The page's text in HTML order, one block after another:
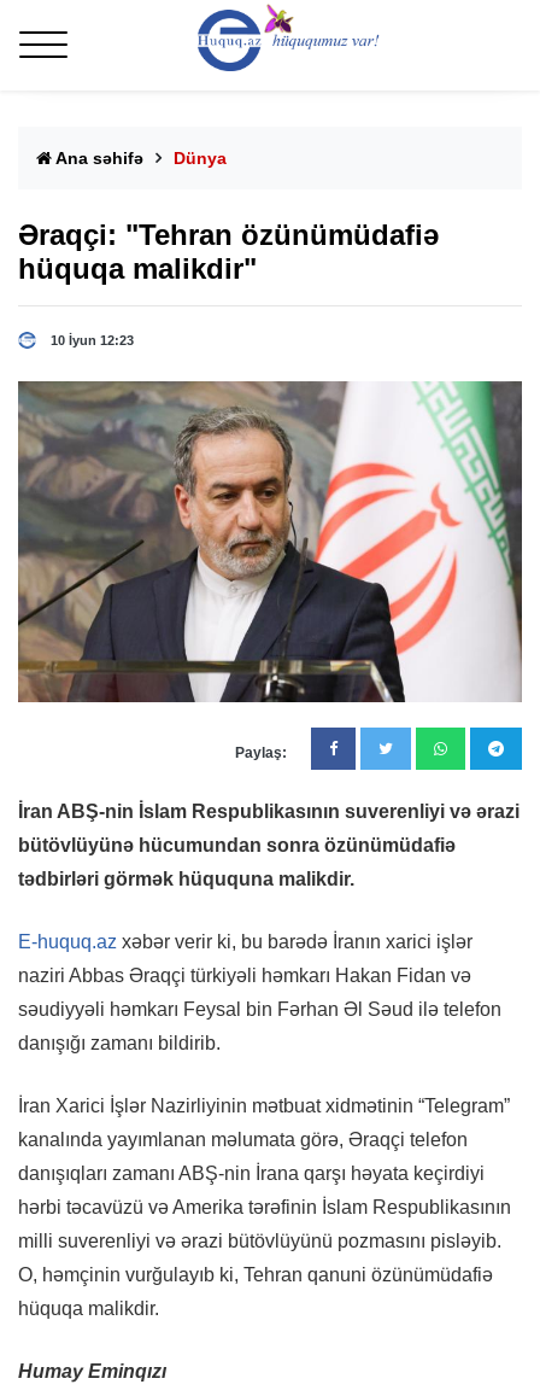
Ana səhifə Dünya
Əraqçi: "Tehran özünümüdafiə
hüquqa malikdir"
10 İyun 12:23
Paylaş:
İran ABŞ-nin İslam Respublikasının suverenliyi və ərazi
bütövlüyünə hücumundan sonra özünümüdafiə
tədbirləri görmək hüququna malikdir.
E-huquq.az xəbər verir ki, bu barədə İranın xarici işlər
naziri Abbas Əraqçi türkiyəli həmkarı Hakan Fidan və
səudiyyəli həmkarı Feysal bin Fərhan Əl Səud ilə telefon
danışığı zamanı bildirib.
İran Xarici İşlər Nazirliyinin mətbuat xidmətinin “Telegram”
kanalında yayımlanan məlumata görə, Əraqçi telefon
danışıqları zamanı ABŞ-nin İrana qarşı həyata keçirdiyi
hərbi təcavüzü və Amerika tərəfinin İslam Respublikasının
milli suverenliyi və ərazi bütövlüyünü pozmasını pisləyib.
O, həmçinin vurğulayıb ki, Tehran qanuni özünümüdafiə
hüquqa malikdir.
Humay Eminqızı